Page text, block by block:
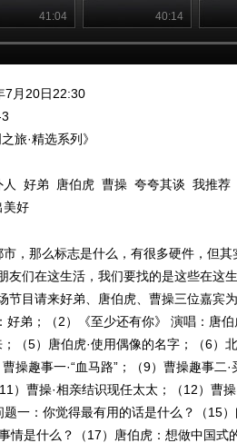
41:04 40:14
7月20日22:30
之旅·精选系列》
好弟 唐伯虎 曹操 夸夸其谈 我推荐
美好
，那么标志是什么，有很多硬件，但其
友们在这生活，我们要找的是这些在这
节目请来好弟、唐伯虎、曹操三位嘉宾
弟；（2）《至少还有你》 演唱：唐伯
（5）唐伯虎·使用偶像的名字；（6）
操趣事一·“血马路”；（9）曹操趣事二·
）曹操·相亲结识现任太太；（12）曹操
一：你觉得最有用的话是什么？（15
情是什么？（17）唐伯虎：想做中国式